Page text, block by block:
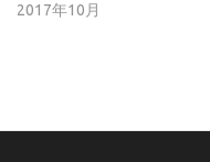
2017年10月